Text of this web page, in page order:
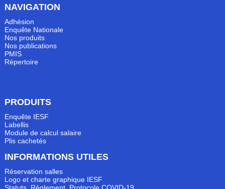
NAVIGATION
Adhésion
Enquête Nationale
Nos produits
Nos publications
PMIS
Répertoire
PRODUITS
Enquête IESF
Labellis
Module de calcul salaire
Plis cachetés
INFORMATIONS UTILES
Réservation salles
Logo et charte graphique IESF
Statuts, Règlement, Protocole COVID-19